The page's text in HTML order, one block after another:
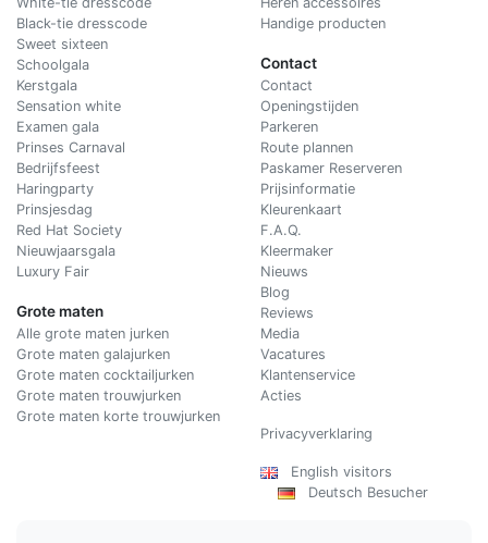
Black-tie dresscode
Sweet sixteen
Schoolgala
Kerstgala
Sensation white
Examen gala
Prinses Carnaval
Bedrijfsfeest
Haringparty
Prinsjesdag
Red Hat Society
Nieuwjaarsgala
Luxury Fair
Grote maten
Alle grote maten jurken
Grote maten galajurken
Grote maten cocktailjurken
Grote maten trouwjurken
Grote maten korte trouwjurken
Handige producten
Contact
Contact
Openingstijden
Parkeren
Route plannen
Paskamer Reserveren
Prijsinformatie
Kleurenkaart
F.A.Q.
Kleermaker
Nieuws
Blog
Reviews
Media
Vacatures
Klantenservice
Acties
Privacyverklaring
English visitors
Deutsch Besucher